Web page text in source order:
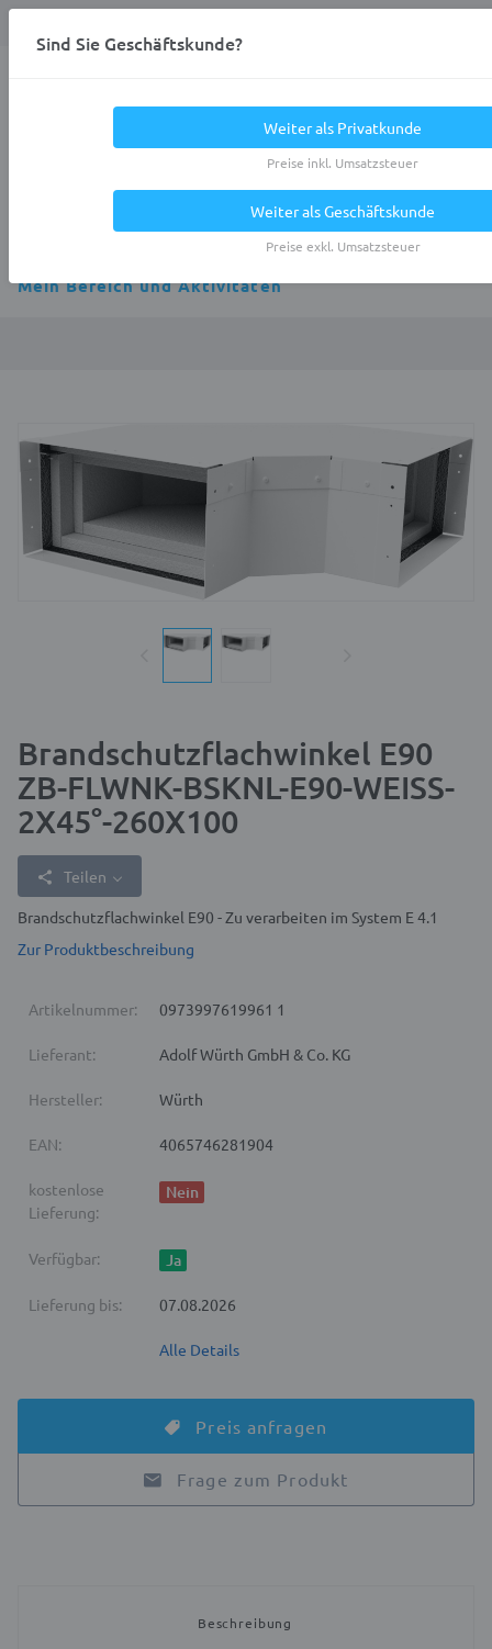
Mein Bereich und Aktivitäten
Brandschutzflachwinkel E90
ZB-FLWNK-BSKNL-E90-WEISS-
2X45°-260X100
Teilen
Brandschutzflachwinkel E90 - Zu verarbeiten im System E 4.1
Zur Produktbeschreibung
Artikelnummer: 0973997619961 1
Lieferant: Adolf Würth GmbH & Co. KG
Hersteller: Würth
EAN: 4065746281904
kostenlose
Lieferung:
Nein
Verfügbar: Ja
Lieferung bis: 07.08.2026
Alle Details
Preis anfragen
Frage zum Produkt
Beschreibung
Sind Sie Geschäftskunde?
Weiter als Privatkunde
Preise inkl. Umsatzsteuer
Weiter als Geschäftskunde
Preise exkl. Umsatzsteuer